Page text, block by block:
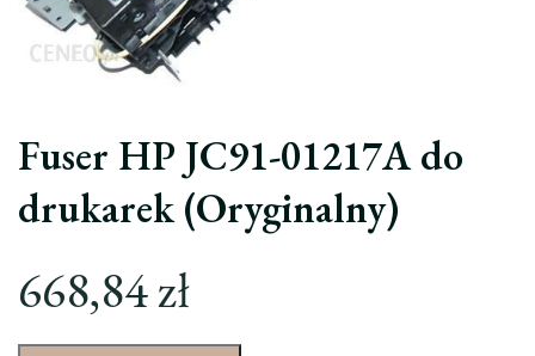
Fuser HP JC91-01217A do
drukarek (Oryginalny)
668,84zł